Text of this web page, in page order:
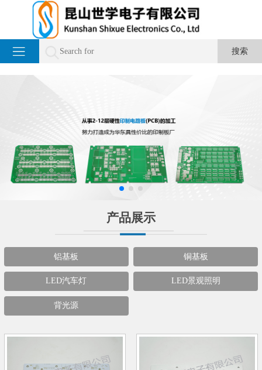
产品展示
铝基板 铜基板
LED汽车灯 LED景观照明
背光源